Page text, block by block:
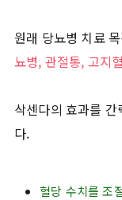
원래 당뇨병 치료
뇨병, 관절통, 고지
삭센다의 효과를
다.
혈당 수치를 조